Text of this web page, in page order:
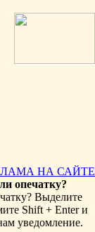
НА САЙТЕ
опечатку?
Выделите
Shift + Enter и
уведомление.